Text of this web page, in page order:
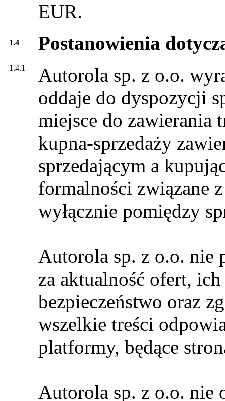
EUR.
1.4 Postanowienia
1.4.1
Autorola sp. z o.o.
oddaje do dyspozycji
miejsce do zawierania
kupna-sprzedaży
sprzedającym a
formalności związane
wyłącznie pomiędzy
Autorola sp. z o.o. nie
za aktualność ofert,
bezpieczeństwo oraz
wszelkie treści
platformy, będące
Autorola sp. z o.o. nie